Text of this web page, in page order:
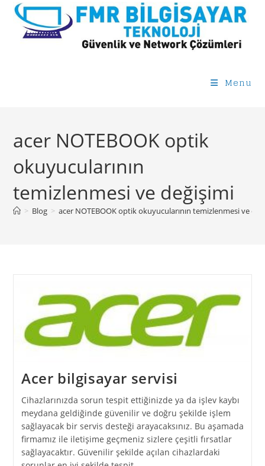
Skip
content
Menu
acer NOTEBOOK optik
okuyucularının
temizlenmesi ve değişimi
> Blog > acer NOTEBOOK optik okuyucularının temizlenmesi ve
Acer bilgisayar servisi
Cihazlarınızda sorun tespit ettiğinizde ya da işlev kaybı
meydana geldiğinde güvenilir ve doğru şekilde işlem
sağlayacak bir servis desteği arayacaksınız. Bu aşamada
firmamız ile iletişime geçmeniz sizlere çeşitli fırsatlar
sağlayacaktır. Güvenilir şekilde açılan cihazlardaki